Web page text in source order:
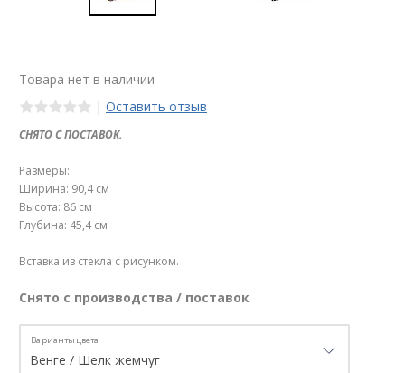
Товара нет в наличии
| Оставить отзыв
СНЯТО С ПОСТАВОК.
Размеры:
Ширина: 90,4 см
Высота: 86 см
Глубина: 45,4 см
Вставка из стекла с рисунком.
Снято с производства / поставок
Варианты цвета